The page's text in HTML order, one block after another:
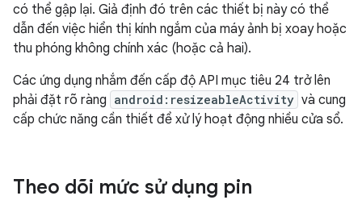
có thể gập lại. Giả định đó trên các thiết bị này có thể
dẫn đến việc hiển thị kính ngắm của máy ảnh bị xoay hoặc
thu phóng không chính xác (hoặc cả hai).
Các ứng dụng nhắm đến cấp độ API mục tiêu 24 trở lên
phải đặt rõ ràng android:resizeableActivity và cung
cấp chức năng cần thiết để xử lý hoạt động nhiều cửa sổ.
Theo dõi mức sử dụng pin